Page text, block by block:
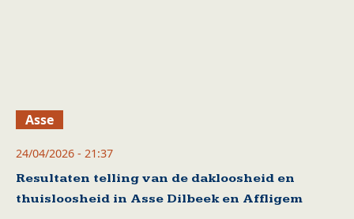
Asse
24/04/2026 - 21:37
Resultaten telling van de dakloosheid en
thuisloosheid in Asse Dilbeek en Affligem